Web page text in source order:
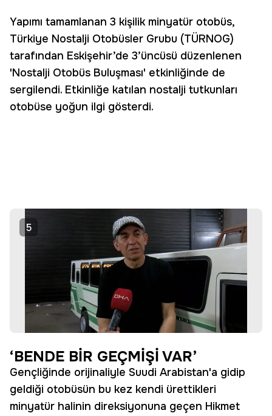
Yapımı tamamlanan 3 kişilik minyatür otobüs,
Türkiye Nostalji Otobüsler Grubu (TÜRNOG)
tarafından Eskişehir’de 3’üncüsü düzenlenen
'Nostalji Otobüs Buluşması' etkinliğinde de
sergilendi. Etkinliğe katılan nostalji tutkunları
otobüse yoğun ilgi gösterdi.
5
‘BENDE BİR GEÇMİŞİ VAR’
Gençliğinde orijinaliyle Suudi Arabistan'a gidip
geldiği otobüsün bu kez kendi ürettikleri
minyatür halinin direksiyonuna geçen Hikmet